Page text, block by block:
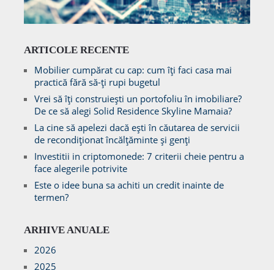
ARTICOLE RECENTE
Mobilier cumpărat cu cap: cum îți faci casa mai
practică fără să-ți rupi bugetul
Vrei să îți construiești un portofoliu în imobiliare?
De ce să alegi Solid Residence Skyline Mamaia?
La cine să apelezi dacă ești în căutarea de servicii
de recondiționat încălțăminte și genți
Investitii in criptomonede: 7 criterii cheie pentru a
face alegerile potrivite
Este o idee buna sa achiti un credit inainte de
termen?
ARHIVE ANUALE
2026
2025